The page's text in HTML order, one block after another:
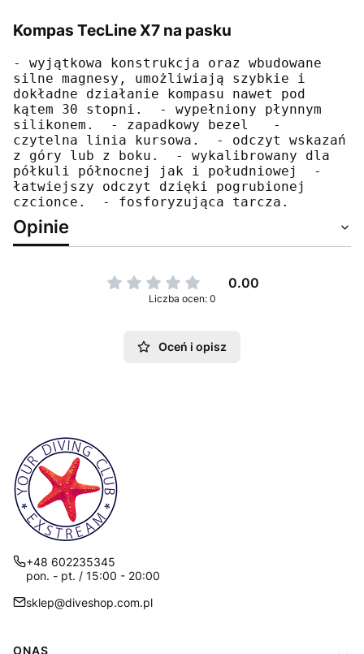
Kompas TecLine X7 na pasku
- wyjątkowa konstrukcja oraz wbudowane
silne magnesy, umożliwiają szybkie i
dokładne działanie kompasu nawet pod
kątem 30 stopni.  - wypełniony płynnym
silikonem.  - zapadkowy bezel   -
czytelna linia kursowa.  - odczyt wskazań
z góry lub z boku.  - wykalibrowany dla
półkuli północnej jak i południowej  -
łatwiejszy odczyt dzięki pogrubionej
czcionce.  - fosforyzująca tarcza.
Opinie
0.00
Liczba ocen: 0
Oceń i opisz
+48 602235345
pon. - pt. / 15:00 - 20:00
sklep@diveshop.com.pl
ONAS